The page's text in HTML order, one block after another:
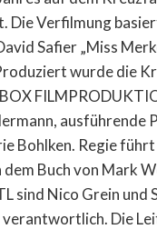
Die Verfilmung
Safier „Miss
wurde die
ausführende
Bohlken. Regie
dem Buch von Mark
sind Nico Grein und
Die